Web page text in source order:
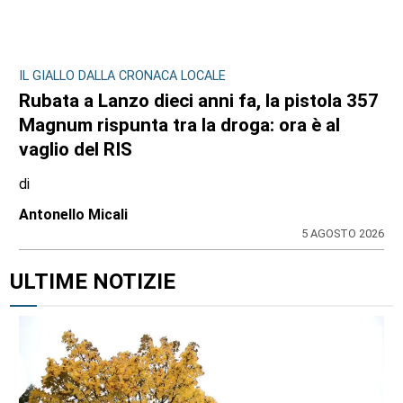
IL GIALLO DALLA CRONACA LOCALE
Rubata a Lanzo dieci anni fa, la pistola 357
Magnum rispunta tra la droga: ora è al
vaglio del RIS
di
Antonello Micali
5 AGOSTO 2026
ULTIME NOTIZIE